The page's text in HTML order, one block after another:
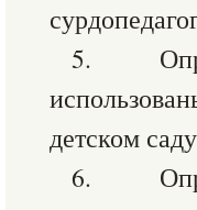
5.
детском
6.